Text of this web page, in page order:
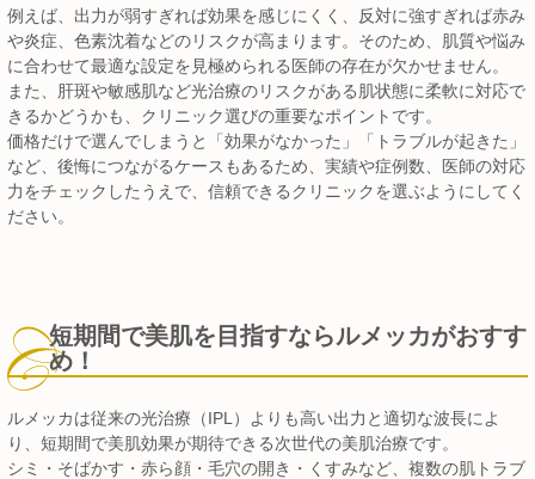
例えば、出力が弱すぎれば効果を感じにくく、反対に強すぎれば赤み
や炎症、色素沈着などのリスクが高まります。そのため、肌質や悩み
に合わせて最適な設定を見極められる医師の存在が欠かせません。
また、肝斑や敏感肌など光治療のリスクがある肌状態に柔軟に対応で
きるかどうかも、クリニック選びの重要なポイントです。
価格だけで選んでしまうと「効果がなかった」「トラブルが起きた」
など、後悔につながるケースもあるため、実績や症例数、医師の対応
力をチェックしたうえで、信頼できるクリニックを選ぶようにしてく
ださい。
短期間で美肌を目指すならルメッカがおすす
め！
ルメッカは従来の光治療（IPL）よりも高い出力と適切な波長によ
り、短期間で美肌効果が期待できる次世代の美肌治療です。
シミ・そばかす・赤ら顔・毛穴の開き・くすみなど、複数の肌トラブ